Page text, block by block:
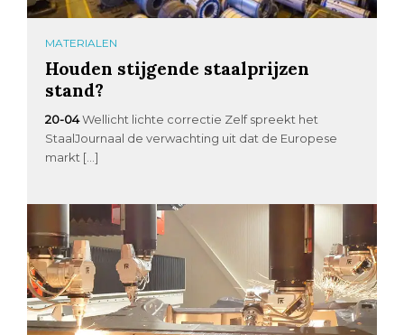
MATERIALEN
Houden stijgende staalprijzen
stand?
20-04Wellicht lichte correctie Zelf spreekt het
StaalJournaal de verwachting uit dat de Europese
markt […]